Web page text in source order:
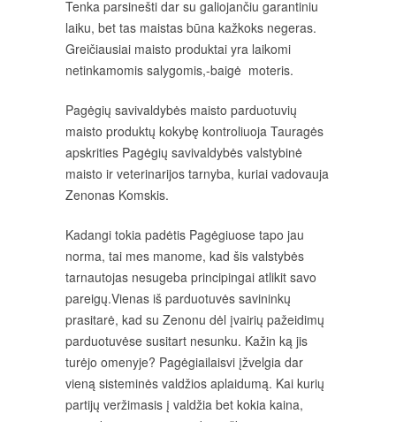
Tenka parsinešti dar su galiojančiu garantiniu
laiku, bet tas maistas būna kažkoks negeras.
Greičiausiai maisto produktai yra laikomi
netinkamomis salygomis,-baigė moteris.
Pagėgių savivaldybės maisto parduotuvių
maisto produktų kokybę kontroliuoja Tauragės
apskrities Pagėgių savivaldybės valstybinė
maisto ir veterinarijos tarnyba, kuriai vadovauja
Zenonas Komskis.
Kadangi tokia padėtis Pagėgiuose tapo jau
norma, tai mes manome, kad šis valstybės
tarnautojas nesugeba principingai atlikit savo
pareigų.Vienas iš parduotuvės savininkų
prasitarė, kad su Zenonu dėl įvairių pažeidimų
parduotuvėse susitart nesunku. Kažin ką jis
turėjo omenyje? Pagėgiailaisvi įžvelgia dar
vieną sisteminės valdžios aplaidumą. Kai kurių
partijų veržimasis į valdžia bet kokia kaina,